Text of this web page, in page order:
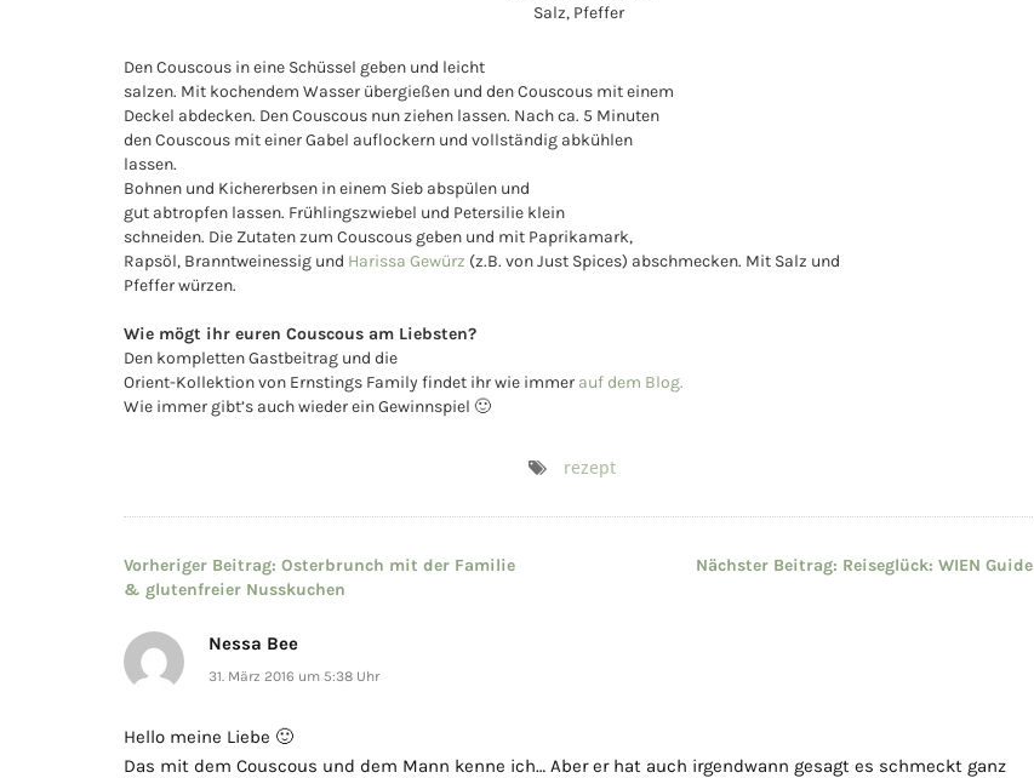
Salz, Pfeffer
Den Couscous in eine Schüssel geben und leicht
salzen. Mit kochendem Wasser übergießen und den Couscous mit einem
Deckel abdecken. Den Couscous nun ziehen lassen. Nach ca. 5 Minuten
den Couscous mit einer Gabel auflockern und vollständig abkühlen
lassen.
Bohnen und Kichererbsen in einem Sieb abspülen und
gut abtropfen lassen. Frühlingszwiebel und Petersilie klein
schneiden. Die Zutaten zum Couscous geben und mit Paprikamark,
Rapsöl, Branntweinessig und Harissa Gewürz (z.B. von Just Spices) abschmecken. Mit Salz und
Pfeffer würzen.
Wie mögt ihr euren Couscous am Liebsten?
Den kompletten Gastbeitrag und die
Orient-Kollektion von Ernstings Family findet ihr wie immer auf dem Blog.
Wie immer gibt’s auch wieder ein Gewinnspiel 🙂
rezept
Beitragsnavigation
Vorheriger Beitrag: Osterbrunch mit der Familie
& glutenfreier Nusskuchen
Nächster Beitrag: Reiseglück: WIEN Guide
Nessa Bee
31. März 2016 um 5:38 Uhr
Hello meine Liebe 🙂
Das mit dem Couscous und dem Mann kenne ich… Aber er hat auch irgendwann gesagt es schmeckt ganz